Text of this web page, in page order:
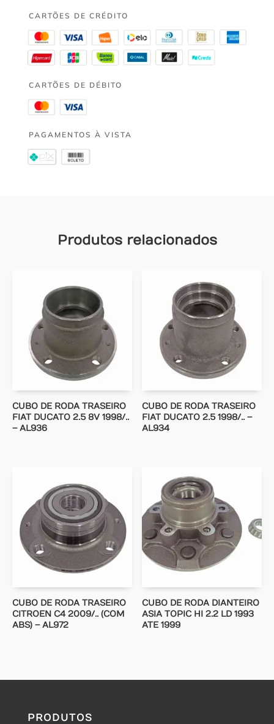
CARTÕES DE CRÉDITO
CARTÕES DE DÉBITO
PAGAMENTOS À VISTA
Produtos relacionados
CUBO DE RODA TRASEIRO
FIAT DUCATO 2.5 8V 1998/..
– AL936
CUBO DE RODA TRASEIRO
FIAT DUCATO 2.5 1998/.. –
AL934
CUBO DE RODA TRASEIRO
CITROEN C4 2009/.. (COM
ABS) – AL972
CUBO DE RODA DIANTEIRO
ASIA TOPIC HI 2.2 LD 1993
ATE 1999
PRODUTOS